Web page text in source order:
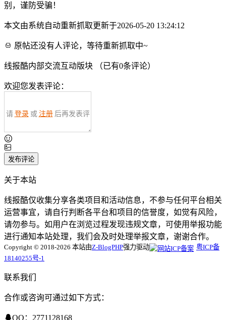
别，谨防受骗！
本文由系统自动重新抓取更新于2026-05-20 13:24:12
原帖还没有人评论，等待重新抓取中~
线报酷内部交流互动版块 （已有0条评论）
欢迎您发表评论：
请 登录 或 注册 后再发表评
发布评论
关于本站
线报酷仅收集分享各类项目和活动信息，不参与任何平台相关
运营事宜，请自行判断各平台和项目的信誉度，如觉有风险，
请勿参与。如用户在浏览过程发现违规文章，可使用举报功能
进行通知本站处理，我们会及时处理举报文章，谢谢合作。
Copyright © 2018-2026 本站由Z-BlogPHP强力驱动
粤ICP备
18140255号-1
联系我们
合作或咨询可通过如下方式：
QQ：2771128168